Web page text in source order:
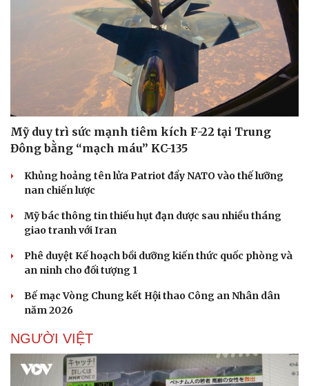
Mỹ duy trì sức mạnh tiêm kích F-22 tại Trung
Đông bằng “mạch máu” KC-135
Khủng hoảng tên lửa Patriot đẩy NATO vào thế lưỡng
nan chiến lược
Mỹ bác thông tin thiếu hụt đạn dược sau nhiều tháng
giao tranh với Iran
Phê duyệt Kế hoạch bồi dưỡng kiến thức quốc phòng và
an ninh cho đối tượng 1
Bế mạc Vòng Chung kết Hội thao Công an Nhân dân
năm 2026
NGƯỜI VIỆT